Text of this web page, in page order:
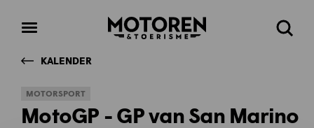
Open
Homepage Zoeken
KALENDER
MOTORSPORT
MotoGP - GP van San Marino